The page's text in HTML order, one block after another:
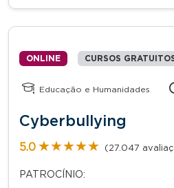
ONLINE CURSOS
Educação e Humanidades
Cyberbullying
5.0 ★★★★★
★★★★★ (27.047
PATROCÍNIO: